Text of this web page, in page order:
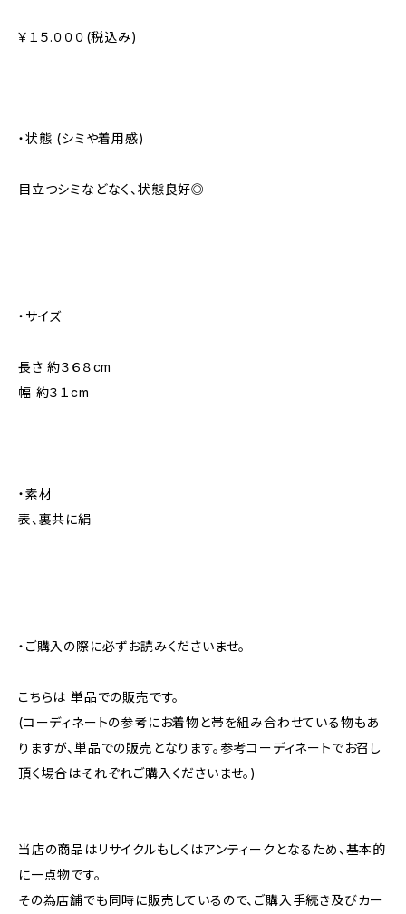
￥１５.０００(税込み)
・状態 (シミや着用感)
目立つシミなどなく、状態良好◎
・サイズ
長さ 約３６８cm
幅 約３１cm
・素材
表、裏共に絹
・ご購入の際に必ずお読みくださいませ。
こちらは 単品での販売です。
(コーディネートの参考にお着物と帯を組み合わせている物もあ
りますが、単品での販売となります。参考コーディネートでお召し
頂く場合はそれぞれご購入くださいませ。)
当店の商品はリサイクルもしくはアンティークとなるため、基本的
に一点物です。
その為店舗でも同時に販売しているので、ご購入手続き及びカー